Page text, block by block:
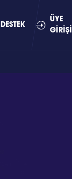
DESTEK
ÜYE
GİRİŞİ